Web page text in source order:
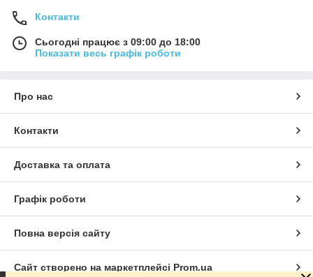
Контакти
Сьогодні працює з 09:00 до 18:00
Показати весь графік роботи
Про нас
Контакти
Доставка та оплата
Графік роботи
Повна версія сайту
Сайт створено на маркетплейсі Prom.ua